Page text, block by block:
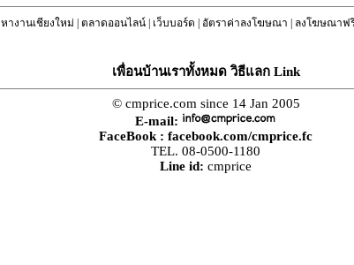
หางานเชียงใหม่ | ตลาดออนไลน์| เว็บบอร์ด | อัตราค่าลงโฆษณา | ลงโฆษณาฟ
เพื่อนบ้านเราทั้งหมด วิธีแลก Link
© cmprice.com since 14 Jan 2005
E-mail:
FaceBook : facebook.com/cmprice.fc
TEL. 08-0500-1180
Line id: cmprice